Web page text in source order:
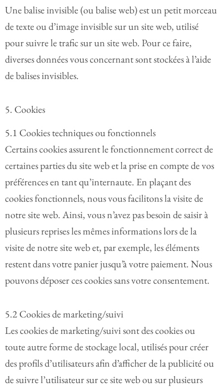
Une balise invisible (ou balise web) est un petit morceau
de texte ou d’image invisible sur un site web, utilisé
pour suivre le trafic sur un site web. Pour ce faire,
diverses données vous concernant sont stockées à l’aide
de balises invisibles.
5. Cookies
5.1 Cookies techniques ou fonctionnels
Certains cookies assurent le fonctionnement correct de
certaines parties du site web et la prise en compte de vos
préférences en tant qu’internaute. En plaçant des
cookies fonctionnels, nous vous facilitons la visite de
notre site web. Ainsi, vous n’avez pas besoin de saisir à
plusieurs reprises les mêmes informations lors de la
visite de notre site web et, par exemple, les éléments
restent dans votre panier jusqu’à votre paiement. Nous
pouvons déposer ces cookies sans votre consentement.
5.2 Cookies de marketing/suivi
Les cookies de marketing/suivi sont des cookies ou
toute autre forme de stockage local, utilisés pour créer
des profils d’utilisateurs afin d’afficher de la publicité ou
de suivre l’utilisateur sur ce site web ou sur plusieurs